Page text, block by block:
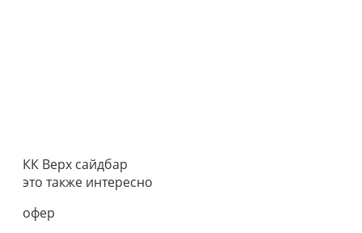
КК Верх сайдбар
это также интересно
офер